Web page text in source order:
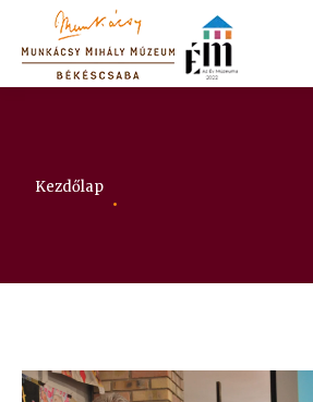
Itt vagy:
Kezdőlap